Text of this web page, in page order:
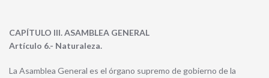
CAPÍTULO III. ASAMBLEA GENERAL
Artículo 6.- Naturaleza.
La Asamblea General es el órgano supremo de gobierno de la